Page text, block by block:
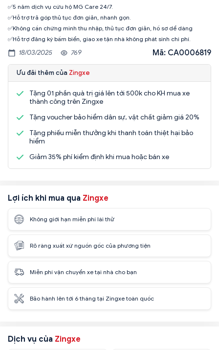
✅5 năm dịch vụ cứu hộ MG Care 24/7.
✅Hỗ trợ trả góp thủ tục đơn giản, nhanh gọn.
✅Không cần chứng minh thu nhập, thủ tục đơn giản, hồ sơ dể dàng
✅Hỗ trợ đăng ký bấm biển, giao xe tận nhà không phát sinh chi phí.
18/03/2025 769 Mã: CA0006819
Ưu đãi thêm của Zingxe
Tặng 01 phần quà trị giá lên tới 500k cho KH mua xe
thành công trên Zingxe
Tặng voucher bảo hiểm dân sự, vật chất giảm giá 20%
Tặng phiếu miễn thưởng khi thanh toán thiệt hại bảo
hiểm
Giảm 35% phí kiểm định khi mua hoặc bán xe
Lợi ích khi mua qua Zingxe
Không giới hạn miễn phí lái thử
Rõ ràng xuất xứ nguồn gốc của phương tiện
Miễn phí vận chuyển xe tại nhà cho bạn
Bảo hành lên tới 6 tháng tại Zingxe toàn quốc
Dịch vụ của Zingxe